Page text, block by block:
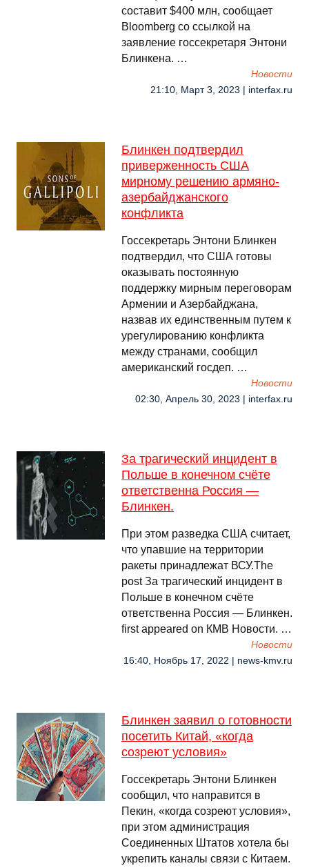
составит $400 млн, сообщает
Bloomberg со ссылкой на
заявление госсекретаря Энтони
Блинкена. …
Новости
21:10, Март 3, 2023 | interfax.ru
Блинкен подтвердил
приверженность США
мирному решению армяно-
азербайджанского
конфликта
Госсекретарь Энтони Блинкен
подтвердил, что США готовы
оказывать постоянную
поддержку мирным переговорам
Армении и Азербайджана,
назвав их единственным путем к
урегулированию конфликта
между странами, сообщил
американский госдеп. …
Новости
02:30, Апрель 30, 2023 | interfax.ru
За трагический инцидент в
Польше в конечном счёте
ответственна Россия —
Блинкен.
При этом разведка США считает,
что упавшие на территории
ракеты принадлежат ВСУ.The
post За трагический инцидент в
Польше в конечном счёте
ответственна Россия — Блинкен.
first appeared on КМВ Новости. …
Новости
16:40, Ноябрь 17, 2022 | news-kmv.ru
Блинкен заявил о готовности
посетить Китай, «когда
созреют условия»
Госсекретарь Энтони Блинкен
сообщил, что направится в
Пекин, «когда созреют условия»,
при этом администрация
Соединенных Штатов хотела бы
укрепить каналы связи с Китаем.